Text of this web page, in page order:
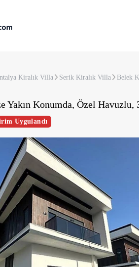
Kiralık Villa Serik Kiralık Villa Belek
Yakın Konumda, Özel
Uygulandı